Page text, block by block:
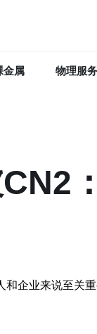
金属 物理服
企业来说至关